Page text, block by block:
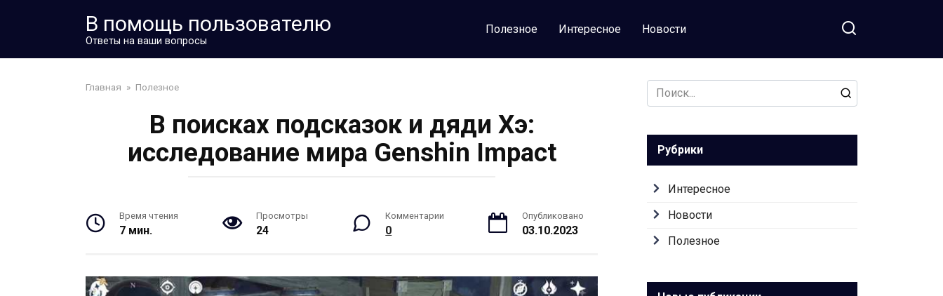
В помощь пользователю
Ответы на ваши вопросы
Полезное Интересное Новости
Главная » Полезное
В поисках подсказок и дяди Хэ:
исследование мира Genshin Impact
Время чтения
7 мин.
Просмотры
24
Комментарии
0
Опубликовано
03.10.2023
Search
for:
Рубрики
Интересное
Новости
Полезное